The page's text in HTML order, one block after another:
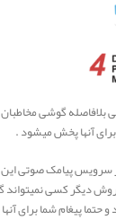
گوشی
آنها پخش میشود .
سرویس پیامک صوتی
دیگر کسی نمیتواند
حتما پیغام شما برای